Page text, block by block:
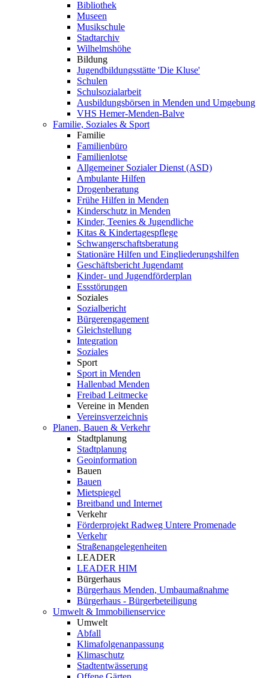
Bibliothek
Museen
Musikschule
Stadtarchiv
Wilhelmshöhe
Bildung
Jugendbildungsstätte 'Die Kluse'
Schulen
Schulsozialarbeit
Ausbildungsbörsen in Menden und Umgebung
VHS Hemer-Menden-Balve
Familie, Soziales & Sport
Familie
Familienbüro
Familienlotse
Allgemeiner Sozialer Dienst (ASD)
Ambulante Hilfen
Drogenberatung
Frühe Hilfen in Menden
Kinderschutz in Menden
Kinder, Teenies & Jugendliche
Kitas & Kindertagespflege
Schwangerschaftsberatung
Stationäre Hilfen und Eingliederungshilfen
Geschäftsbericht Jugendamt
Kinder- und Jugendförderplan
Essstörungen
Soziales
Sozialbericht
Bürgerengagement
Gleichstellung
Integration
Soziales
Sport
Sport in Menden
Hallenbad Menden
Freibad Leitmecke
Vereine in Menden
Vereinsverzeichnis
Planen, Bauen & Verkehr
Stadtplanung
Stadtplanung
Geoinformation
Bauen
Bauen
Mietspiegel
Breitband und Internet
Verkehr
Förderprojekt Radweg Untere Promenade
Verkehr
Straßenangelegenheiten
LEADER
LEADER HIM
Bürgerhaus
Bürgerhaus Menden, Umbaumaßnahme
Bürgerhaus - Bürgerbeteiligung
Umwelt & Immobilienservice
Umwelt
Abfall
Klimafolgenanpassung
Klimaschutz
Stadtentwässerung